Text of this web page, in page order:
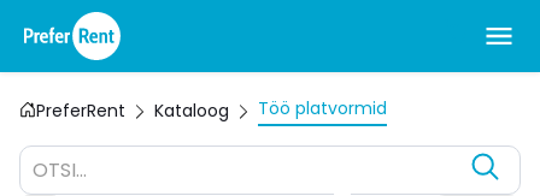
PreferRent Kataloog Töö platvormid
OTSI...